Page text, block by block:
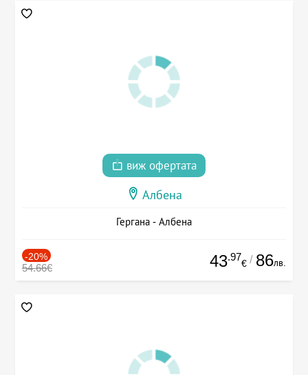
виж офертата
Албена
Гергана - Албена
-20%
54.66€ 43.97
€ / 86лв.